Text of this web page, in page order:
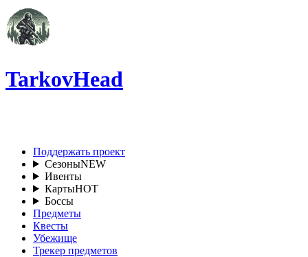
TarkovHead
Поддержать проект
СезоныNEW
Ивенты
КартыHOT
Боссы
Предметы
Квесты
Убежище
Трекер предметов